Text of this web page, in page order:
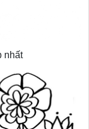
nhất